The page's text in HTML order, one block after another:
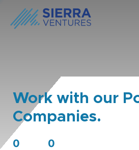
Work with our
Companies.
0 0